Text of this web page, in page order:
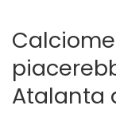
Atalanta